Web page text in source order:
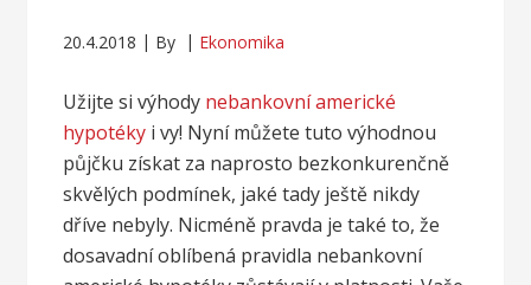
20.4.2018 By Ekonomika
Užijte si výhody nebankovní americké
hypotéky i vy! Nyní můžete tuto výhodnou
půjčku získat za naprosto bezkonkurenčně
skvělých podmínek, jaké tady ještě nikdy
dříve nebyly. Nicméně pravda je také to, že
dosavadní oblíbená pravidla nebankovní